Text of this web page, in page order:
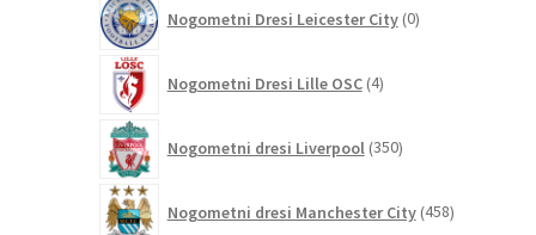
Nogometni Dresi Leicester City 0izdelkov
Nogometni Dresi Lille OSC 4izdelki
Nogometni dresi Liverpool 350izdelkov
Nogometni dresi Manchester City 458izdelkov